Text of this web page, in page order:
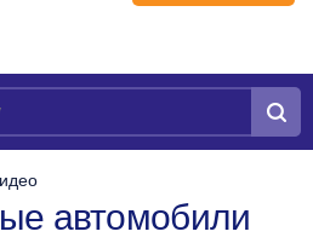
автомобили